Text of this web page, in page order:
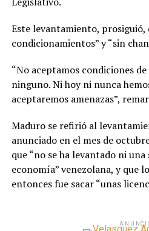
Este levantamiento, prosiguió,
condicionamientos” y “sin
“No aceptamos condiciones
ninguno. Ni hoy ni nunca
aceptaremos amenazas”,
Maduro se refirió al
anunciado en el mes de
que “no se ha levantado ni
economía” venezolana, y que
entonces fue sacar “unas